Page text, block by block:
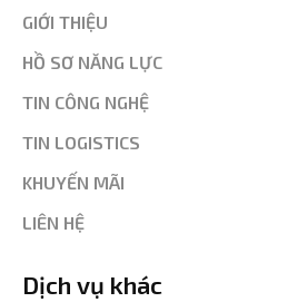
GIỚI THIỆU
HỒ SƠ NĂNG LỰC
TIN CÔNG NGHỆ
TIN LOGISTICS
KHUYẾN MÃI
LIÊN HỆ
Dịch vụ khác